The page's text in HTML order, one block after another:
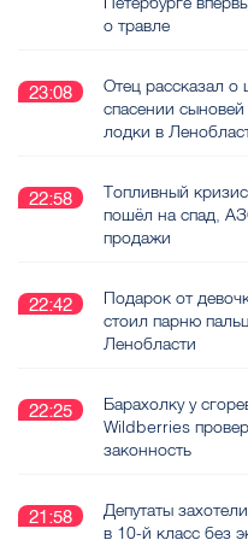
о травле
23:08
Отец рассказал о
спасении
лодки в
22:58
Топливный
пошёл на спад,
продажи
22:42
Подарок от
стоил парню
Ленобласти
22:25
Барахолку у
Wildberries
законность
21:58
Депутаты
в 10-й класс без